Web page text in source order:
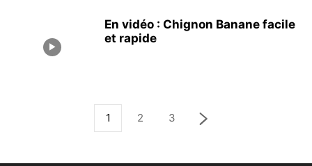
En vidéo : Chignon Banane facile
et rapide
1 2 3